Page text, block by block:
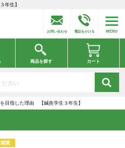
年生】
お問い合わせ 電話をかける MENU
商品を探す カート
目指した理由 【鍼灸学生３年生】
開業